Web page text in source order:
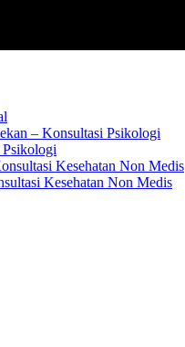
– Konsultasi Psikologi
Kesehatan Non Medis
Kesehatan Non Medis